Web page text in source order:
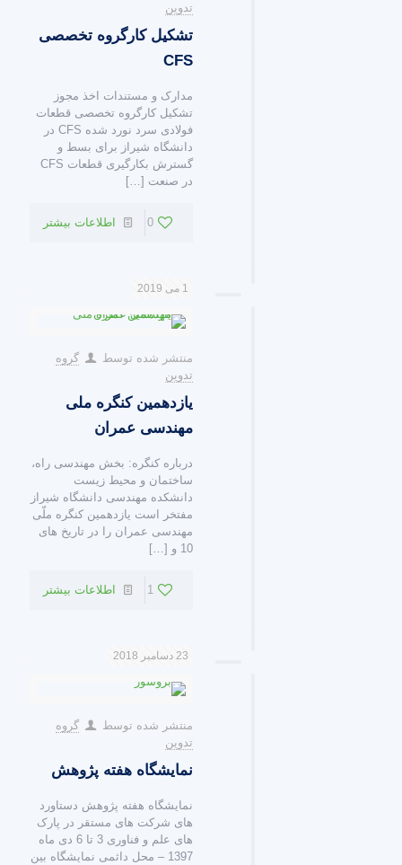
تدوین
تشکیل کارگروه تخصصی
CFS
مدارک و مستندات اخذ مجوز
تشکیل کارگروه تخصصی قطعات
فولادی سرد نورد شده CFS در
دانشگاه شیراز برای بسط و
گسترش بکارگیری قطعات CFS
در صنعت […]
0 اطلاعات بیشتر
1 می 2019
منتشر شده توسط
گروه
تدوین
یازدهمین کنگره ملی
مهندسی عمران
درباره کنگره: بخش مهندسی راه،
ساختمان و محیط زیست
دانشکده مهندسی دانشگاه شیراز
مفتخر است یازدهمین کنگره ملّی
مهندسی عمران را در تاریخ های
10 و
[…]
1 اطلاعات بیشتر
23 دسامبر 2018
منتشر شده توسط
گروه
تدوین
نمایشگاه هفته پژوهش
نمایشگاه هفته پژوهش دستاورد
های شرکت های مستقر در پارک
های علم و فناوری 3 تا 6 دی ماه
1397 – محل داثمی نمایشگاه بین